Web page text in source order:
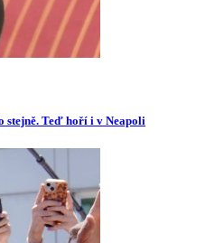
stejně. Teď hoří i v Neapoli